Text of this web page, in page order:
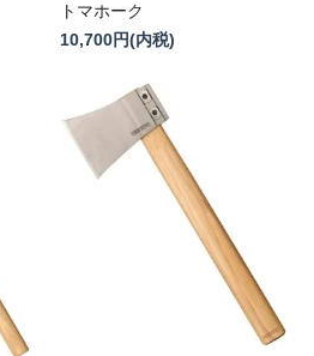
トマホーク
10,700円(内税)